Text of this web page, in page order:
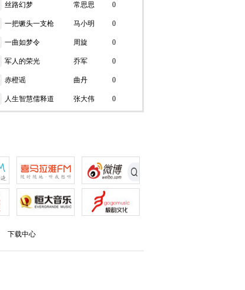
丝路幻梦 常思思 0
一把镢头一支枪 马小明 0
一曲如梦令 周旋 0
军人的荣光 乔军 0
赤橙谣 曲丹 0
人生智慧儒释道 张大伟 0
下载中心